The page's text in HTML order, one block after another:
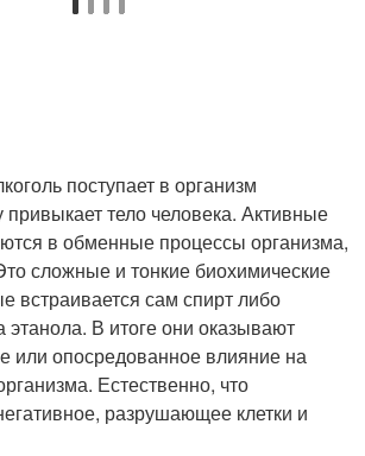
поступает в организм
привыкает тело человека. Активные
в обменные процессы организма,
сложные и тонкие биохимические
встраивается сам спирт либо
этанола. В итоге они оказывают
или опосредованное влияние на
Естественно, что
разрушающее клетки и